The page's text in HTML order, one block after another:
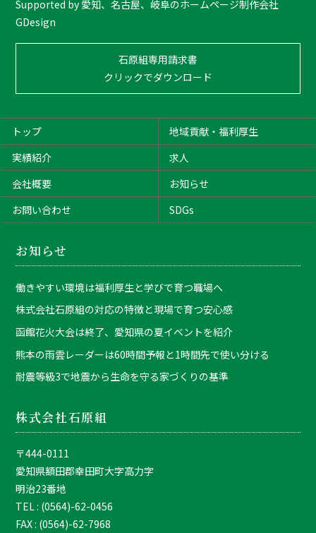
Supported by 愛知、名古屋、岐阜のホームページ制作会社
GDesign
石原組専用請求書
クリックでダウンロード
トップ
地域貢献・福利厚生
実績紹介
求人
会社概要
お知らせ
お問い合わせ
SDGs
お知らせ
働きやすい環境は福利厚生と学びで育つ職場へ
株式会社石原組の対応の特徴と現場で育つ安心感
函館花火大会は終了、愛知県の夏イベントを紹介
熊本の雨雲レーダーは60時間予報と1時間先で使い分ける
耐震等級3で地震から生命を守る家づくりの基準
株式会社石原組
〒444-0111
愛知県額田郡幸田町大字高力字
明治23番地
TEL : (0564)-62-0456
FAX : (0564)-62-7968